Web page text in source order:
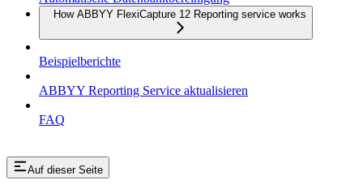
How ABBYY FlexiCapture 12 Reporting service works
Beispielberichte
ABBYY Reporting Service aktualisieren
FAQ
Auf dieser Seite